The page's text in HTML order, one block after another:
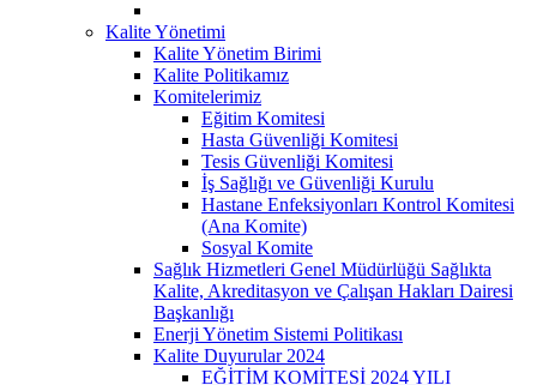
Kalite Yönetimi
Kalite Yönetim Birimi
Kalite Politikamız
Komitelerimiz
Eğitim Komitesi
Hasta Güvenliği Komitesi
Tesis Güvenliği Komitesi
İş Sağlığı ve Güvenliği Kurulu
Hastane Enfeksiyonları Kontrol Komitesi
(Ana Komite)
Sosyal Komite
Sağlık Hizmetleri Genel Müdürlüğü Sağlıkta
Kalite, Akreditasyon ve Çalışan Hakları Dairesi
Başkanlığı
Enerji Yönetim Sistemi Politikası
Kalite Duyurular 2024
EĞİTİM KOMİTESİ 2024 YILI